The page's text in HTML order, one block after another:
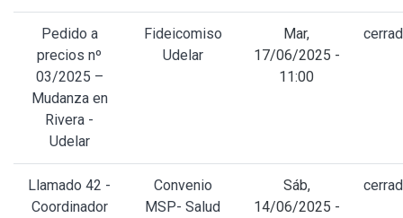
Pedido a
precios nº
03/2025 –
Mudanza en
Rivera -
Udelar
Fideicomiso
Udelar
Mar,
17/06/2025 -
11:00
Llamado 42 -
Coordinador
Convenio
MSP- Salud
Sáb,
14/06/2025 -